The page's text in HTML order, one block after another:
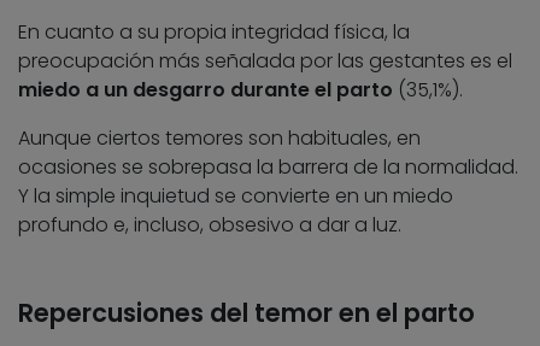
En cuanto a su propia integridad física, la
preocupación más señalada por las gestantes es el
miedo a un desgarro durante el parto (35,1%).
Aunque ciertos temores son habituales, en
ocasiones se sobrepasa la barrera de la normalidad.
Y la simple inquietud se convierte en un miedo
profundo e, incluso, obsesivo a dar a luz.
Repercusiones del temor en el parto